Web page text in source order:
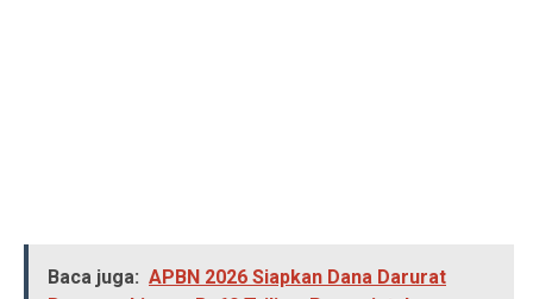
Baca juga: APBN 2026 Siapkan Dana Darurat